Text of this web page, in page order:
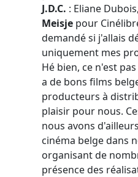
J.D.C. : Eliane
Meisje pour
demandé si j'allais
uniquement mes
Hé bien, ce n'est
a de bons films
producteurs à
plaisir pour nous.
nous avons
cinéma belge dans
organisant de
présence des